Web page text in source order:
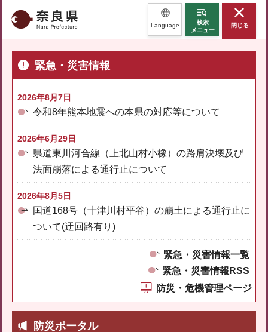
奈良県 Language
検索
メニュー
閉じる
緊急・災害情報
2026年8月7日
令和8年熊本地震への本県の対応等について
2026年6月29日
県道東川河合線（上北山村小橡）の路肩決壊及び
法面崩落による通行止について
2026年8月5日
国道168号（十津川村平谷）の崩土による通行止に
ついて(迂回路有り)
緊急・災害情報一覧
緊急・災害情報RSS
防災・危機管理ページ
防災ポータル